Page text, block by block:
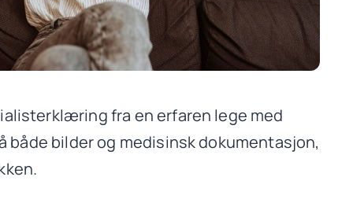
fra en erfaren lege med
bilder og medisinsk dokumentasjon,